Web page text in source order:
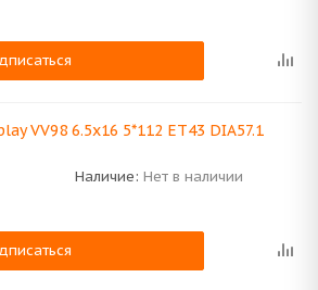
VV98 6.5x16 5*112 ET43 DIA57.1
Наличие: Нет в наличии